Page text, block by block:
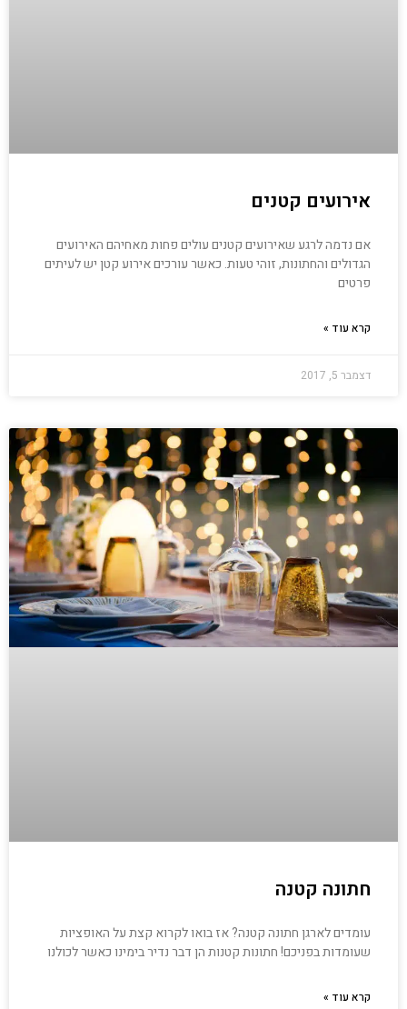
אירועים קטנים
אם נדמה לרגע שאירועים קטנים עולים פחות מאחיהם האירועים
הגדולים והחתונות, זוהי טעות. כאשר עורכים אירוע קטן יש לעיתים
פרטים
קרא עוד »
דצמבר 5, 2017
חתונה קטנה
עומדים לארגן חתונה קטנה? אז בואו לקרוא קצת על האופציות
שעומדות בפניכם! חתונות קטנות הן דבר נדיר בימינו כאשר לכולנו
קרא עוד »